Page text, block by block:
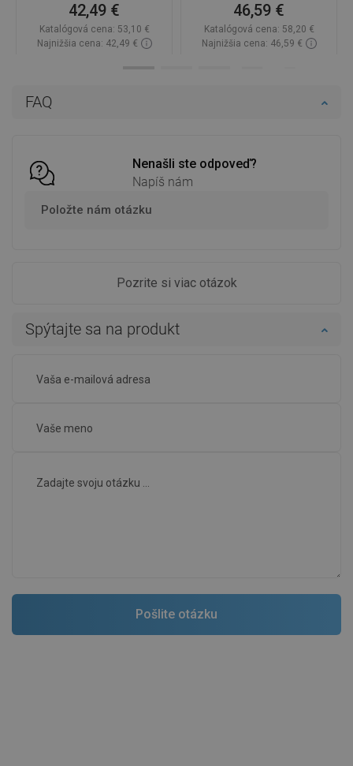
FAQ
Nenašli ste odpoveď?
Napíš nám
Položte nám otázku
Pozrite si viac otázok
Spýtajte sa na produkt
42,49 €
Katalógová cena: 53,10 €
Najnižšia cena: 42,49 €
46,59 €
Katalógová cena: 58,20 €
Najnižšia cena: 46,59 €